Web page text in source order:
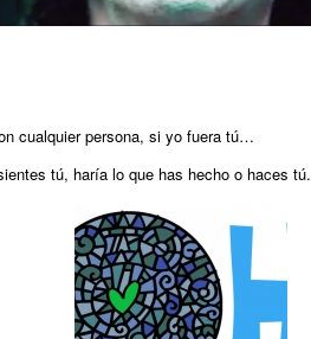
cualquier persona, si yo fuera tú…
tú, haría lo que has hecho o haces tú.